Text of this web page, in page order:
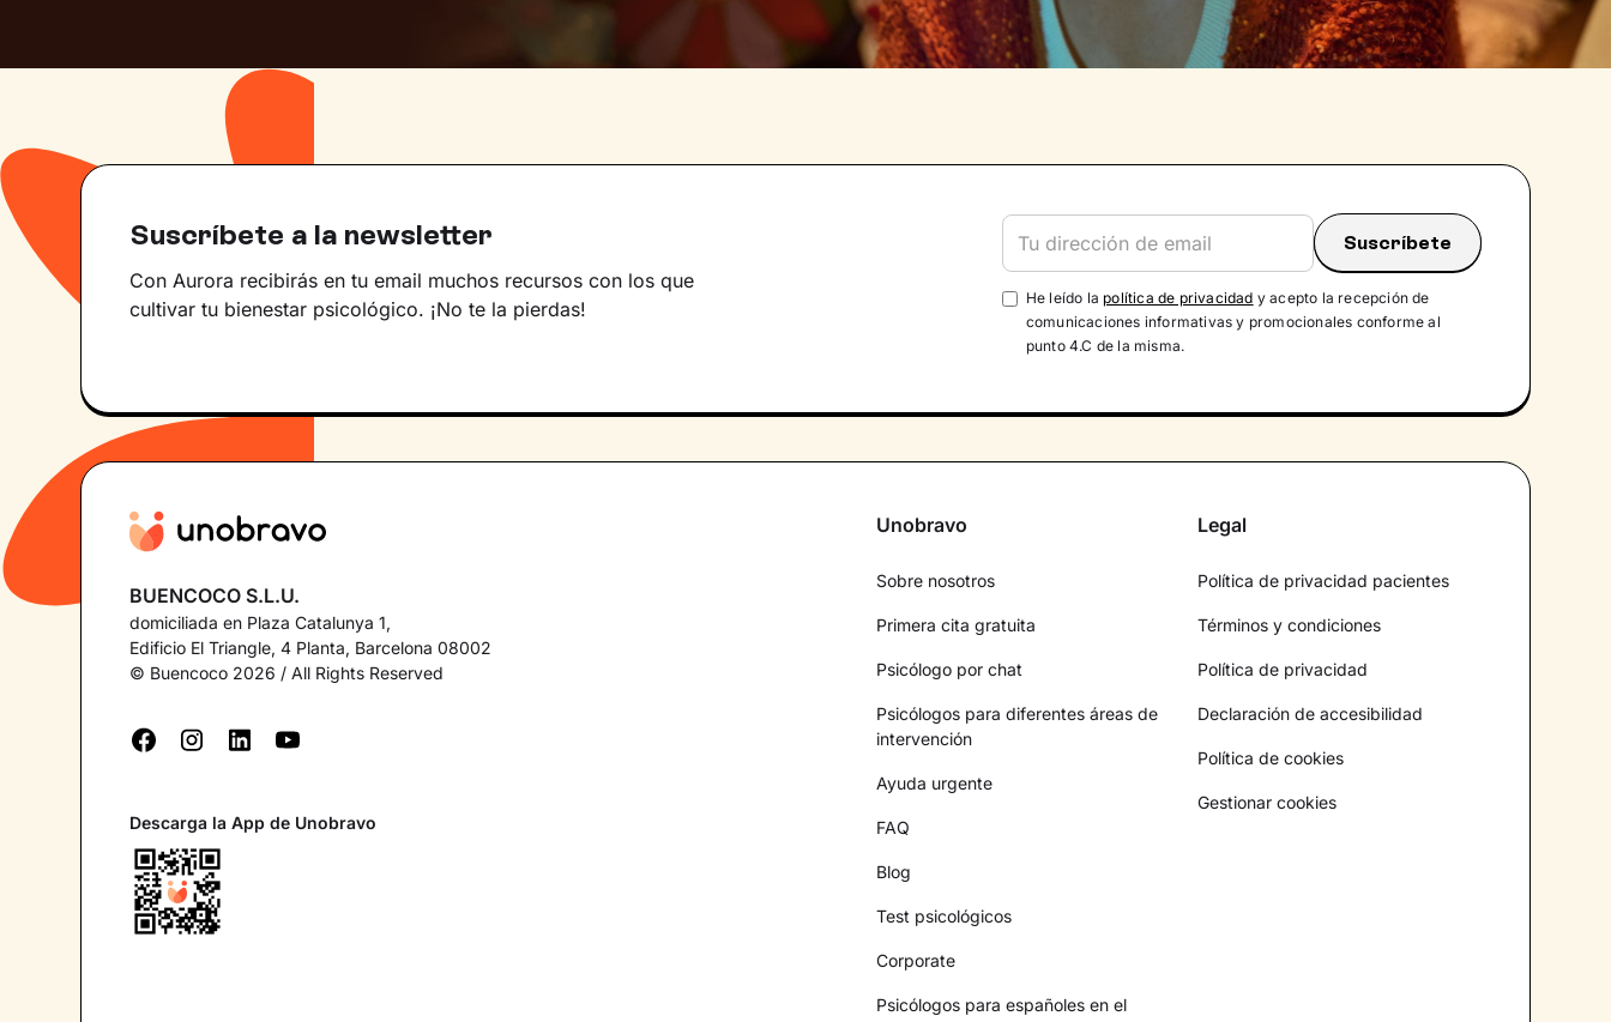
Suscríbete a la newsletter
Con Aurora recibirás en tu email muchos recursos con los que
cultivar tu bienestar psicológico. ¡No te la pierdas!
He leído la política de privacidad y acepto la recepción de
comunicaciones informativas y promocionales conforme al
punto 4.C de la misma.
BUENCOCO S.L.U.
domiciliada en Plaza Catalunya 1,
Edificio El Triangle, 4 Planta, Barcelona 08002
© Buencoco 2026 / All Rights Reserved
Descarga la App de Unobravo
Unobravo
Sobre nosotros
Primera cita gratuita
Psicólogo por chat
Psicólogos para diferentes áreas de
intervención
Ayuda urgente
FAQ
Blog
Test psicológicos
Corporate
Psicólogos para españoles en el
Legal
Política de privacidad pacientes
Términos y condiciones
Política de privacidad
Declaración de accesibilidad
Política de cookies
Gestionar cookies